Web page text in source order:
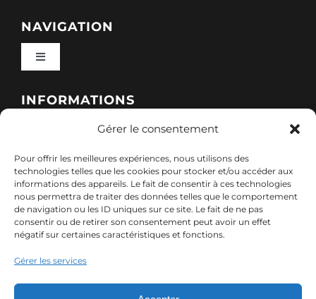
Gérer le consentement
Pour offrir les meilleures expériences, nous utilisons des
technologies telles que les cookies pour stocker et/ou accéder aux
informations des appareils. Le fait de consentir à ces technologies
nous permettra de traiter des données telles que le comportement
de navigation ou les ID uniques sur ce site. Le fait de ne pas
consentir ou de retirer son consentement peut avoir un effet
négatif sur certaines caractéristiques et fonctions.
Gérer les services
NAVIGATION
Toggle
Qui sommes-nous ?
Nos sessions
Ressources
Contact
INFORMATIONS
Politique de cookies (UE)
Mentions légales
Politique de confidentialité des données (RGPD)
CONTACT
7, rue de Marigné-Peuton – 53200 Château-
Gontier
contact@adx-formation.com